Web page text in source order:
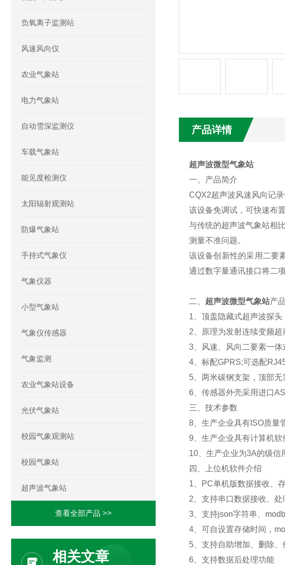
负氧离子监测站
风速风向仪
农业气象站
电力气象站
自动雪深监测仪
车载气象站
能见度检测仪
太阳辐射观测站
防爆气象站
手持式气象仪
气象仪器
小型气象站
气象仪传感器
气象监测
农业气象站设备
光伏气象站
校园气象观测站
校园气象站
超声波气象站
查看全部产品 >>
相关文章
产品详情
超声波微型气象站
一、产品简介
CQX2超声波风速风向记
该设备免调试，可快速布
与传统的超声波气象站相
测量不准问题。
该设备创新性的采用二要
通过数字量通讯接口将二
二、 超声波微型气象站产
1、顶盖隐藏式超声波探
2、原理为发射连续变频
3、风速、风向二要素一
4、标配GPRS;可选配
5、两米碳钢支架，顶部
6、传感器外壳采用进口
三、技术参数
8、生产企业具有ISO质量
9、生产企业具有计算机软
10、生产企业为3A的级信
四、上位机软件介绍
1、PC单机版数据接收、
2、支持串口数据接收、处
3、支持json字符串、
4、可自设置存储时间，
5、支持自助增加、删除
6、支持数据后处理功能